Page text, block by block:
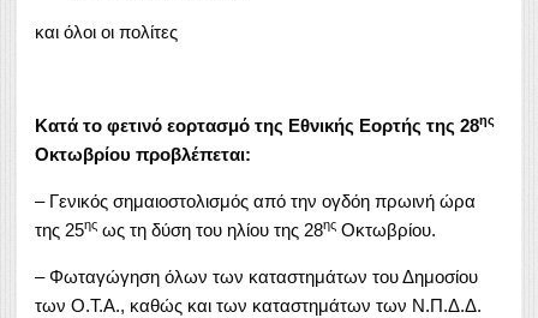
και όλοι οι πολίτες
Κατά το φετινό εορτασμό της Εθνικής Εορτής της 28ης
Οκτωβρίου προβλέπεται:
– Γενικός σημαιοστολισμός από την ογδόη πρωινή ώρα
της 25ης ως τη δύση του ηλίου της 28ης Οκτωβρίου.
– Φωταγώγηση όλων των καταστημάτων του Δημοσίου
των Ο.Τ.Α., καθώς και των καταστημάτων των Ν.Π.Δ.Δ.